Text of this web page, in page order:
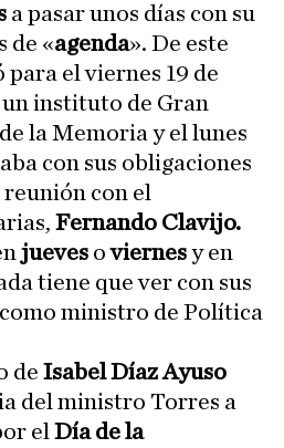
a pasar unos días con su
de «agenda». De este
el viernes 19 de
instituto de Gran
la Memoria y el lunes
con sus obligaciones
reunión con el
Fernando Clavijo.
jueves oviernesy en
tiene que ver con sus
ministro de Política
de Isabel Díaz Ayuso
del ministro Torres a
el Día de la